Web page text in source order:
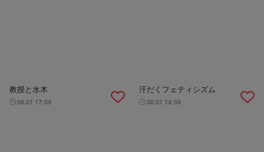
教授と水木
08.01 17:59
汗だくフェティシズム
08.01 14:59